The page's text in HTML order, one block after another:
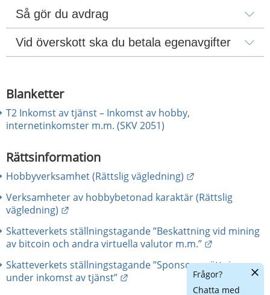
Så gör du avdrag
Vid överskott ska du betala egenavgifter
Blanketter
T2 Inkomst av tjänst – Inkomst av hobby,
internetinkomster m.m. (SKV 2051)
Rättsinformation
Hobbyverksamhet (Rättslig vägledning)
Verksamheter av hobbybetonad karaktär (Rättslig
vägledning)
Skatteverkets ställningstagande ”Beskattning vid mining
av bitcoin och andra virtuella valutor m.m.”
Skatteverkets ställningstagande ”Sponsorersättning
under inkomst av tjänst”
Länk till annan webbplats.
Frågor?
Chatta med
Dölj